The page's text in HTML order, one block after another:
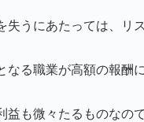
うにあたっては、リ
る職業が高額の報酬
も微々たるものなの